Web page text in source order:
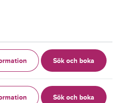
Sök och boka
Sök och boka